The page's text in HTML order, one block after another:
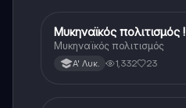
Ιστορία
Μυκηναϊκός πολιτισμός !
Μυκηναϊκός πολιτισμός
Α' Λυκ. 1,332 23